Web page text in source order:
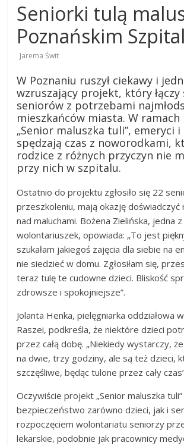
Seniorki tulą
Poznańskim
Jarema Świt
W Poznaniu ruszył ciekawy i
wzruszający projekt, który łączy
seniorów z potrzebami
mieszkańców miasta. W
„Senior maluszka tuli”, emeryci
spędzają czas z noworodkami,
rodzice z różnych przyczyn nie
przy nich w szpitalu.
Ostatnio do projektu zgłosiło się 22
przeszkoleniu, mają okazję doświadczyć
nad maluchami. Bożena Zielińska, jedna
wolontariuszek, opowiada: „To jest
szukałam jakiegoś zajęcia dla siebie na
nie siedzieć w domu. Zgłosiłam się,
teraz tulę te cudowne dzieci. Bliskość
zdrowsze i spokojniejsze”.
Jolanta Henka, pielęgniarka oddziałowa
Raszei, podkreśla, że niektóre dzieci
przez całą dobę. „Niekiedy wystarczy,
na dwie, trzy godziny, ale są też dzieci,
szczęśliwe, będąc tulone przez cały
Oczywiście projekt „Senior maluszka
bezpieczeństwo zarówno dzieci, jak i
rozpoczęciem wolontariatu seniorzy
lekarskie, podobnie jak pracownicy